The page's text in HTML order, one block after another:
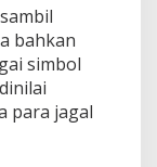
bahkan
simbol
para jagal